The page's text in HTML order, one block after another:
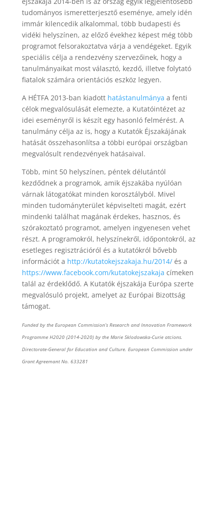
tudományos ismeretterjesztő eseménye, amely idén
immár kilencedik alkalommal, több budapesti és
vidéki helyszínen, az előző évekhez képest még több
programot felsorakoztatva várja a vendégeket. Egyik
speciális célja a rendezvény szervezőinek, hogy a
tanulmányaikat most választó, kezdő, illetve folytató
fiatalok számára orientációs eszköz legyen.
A HÉTFA 2013-ban kiadott hatástanulmánya a fenti
célok megvalósulását elemezte, a Kutatóintézet az
idei eseményről is készít egy hasonló felmérést. A
tanulmány célja az is, hogy a Kutatók Éjszakájának
hatását összehasonlítsa a többi európai országban
megvalósult rendezvények hatásaival.
Több, mint 50 helyszínen, péntek délutántól
kezdődnek a programok, amik éjszakába nyúlóan
várnak látogatókat minden korosztályból. Mivel
minden tudományterület képviselteti magát, ezért
mindenki találhat magának érdekes, hasznos, és
szórakoztató programot, amelyen ingyenesen vehet
részt. A programokról, helyszínekről, időpontokról, az
esetleges regisztrációról és a kutatókról bővebb
információt a http://kutatokejszakaja.hu/2014/és a
https://www.facebook.com/kutatokejszakaja címeken
talál az érdeklődő. A Kutatók éjszakája Európa szerte
megvalósuló projekt, amelyet az Európai Bizottság
támogat.
Funded by the European Commission’s Research and Innovation Framework
Programme H2020 (2014-2020) by the Marie Sklodowska-Curie atcions.
Directorate-General for Education and Culture. European Commission under
Grant Agreemant No. 633281